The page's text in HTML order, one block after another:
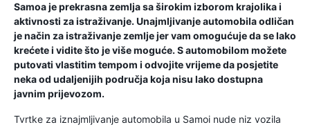
Samoa je prekrasna zemlja sa širokim izborom krajolika i
aktivnosti za istraživanje. Unajmljivanje automobila odličan
je način za istraživanje zemlje jer vam omogućuje da se lako
krećete i vidite što je više moguće. S automobilom možete
putovati vlastitim tempom i odvojite vrijeme da posjetite
neka od udaljenijih područja koja nisu lako dostupna
javnim prijevozom.
Tvrtke za iznajmljivanje automobila u Samoi nude niz vozila